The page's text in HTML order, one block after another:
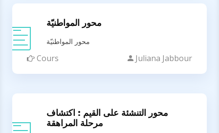
محور المواطنيّة
محور المواطنيّة
Cours Juliana Jabbour
محور التنشئة على القيم : اكتشاف
مرحلة المراهقة